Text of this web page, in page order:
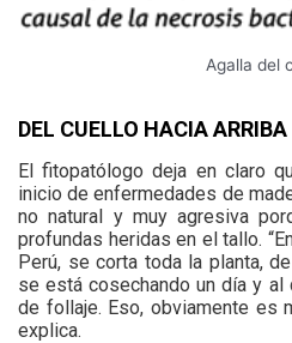
Agalla del
DEL CUELLO HACIA ARRIBA
El fitopatólogo deja en claro
inicio de enfermedades de
no natural y muy agresiva
profundas heridas en el tallo.
Perú, se corta toda la planta,
se está cosechando un día y
de follaje. Eso, obviamente es
explica.